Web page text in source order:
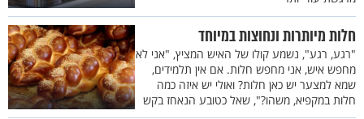
חלות מיותרות ונחוצות במיוחד
"רגע, רגע", נשמע קולו של האיש המציץ, "אני לא
מחפש איש, אני מחפש חלות. אם אין תלמידים,
שמא למצער יש כאן חלות? ואולי יש איזה כמה
חלות במקפיא, משהו?", שאל כטובע הנאחז בקש